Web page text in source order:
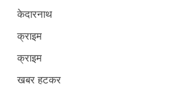
केदारनाथ
क्राइम
क्राइम
खबर हटकर